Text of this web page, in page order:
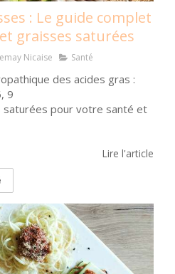
: Le guide complet
graisses saturées
Nicaise Santé
des acides gras :
9
pour votre santé et
Lire l'article